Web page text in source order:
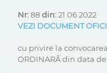
Nr:88din:21 06 2022
VEZI DOCUMENT
cu privire la
ORDINARĂ din data de